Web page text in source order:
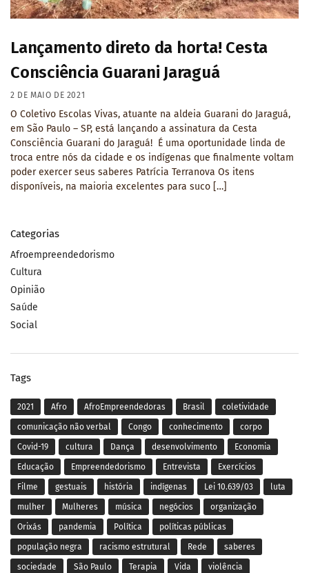
Lançamento direto da horta! Cesta
Consciência Guarani Jaraguá
2 DE MAIO DE 2021
O Coletivo Escolas Vivas, atuante na aldeia Guarani do Jaraguá,
em São Paulo – SP, está lançando a assinatura da Cesta
Consciência Guarani do Jaraguá! É uma oportunidade linda de
troca entre nós da cidade e os indígenas que finalmente voltam
poder exercer seus saberes Patrícia Terranova Os itens
disponíveis, na maioria excelentes para suco […]
Categorias
Afroempreendedorismo
Cultura
Opinião
Saúde
Social
Tags
2021 Afro AfroEmpreendedoras Brasil coletividade
comunicação não verbal Congo conhecimento corpo
Covid-19 cultura Dança desenvolvimento Economia
Educação Empreendedorismo Entrevista Exercícios
Filme gestuais história indígenas Lei 10.639/03 luta
mulher Mulheres música negócios organização
Orixás pandemia Política políticas públicas
população negra racismo estrutural Rede saberes
sociedade São Paulo Terapia Vida violência